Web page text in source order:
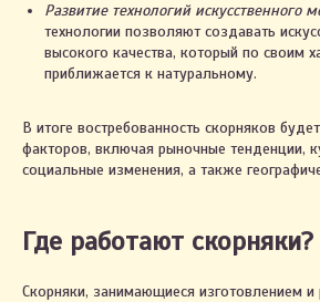
Развитие технологий искусственного
технологии позволяют создавать
высокого качества, который по своим
приближается к натуральному.
В итоге востребованность скорняков
факторов, включая рыночные тенденции,
социальные изменения, а также
Где работают скорняки?
Скорняки, занимающиеся изготовлением